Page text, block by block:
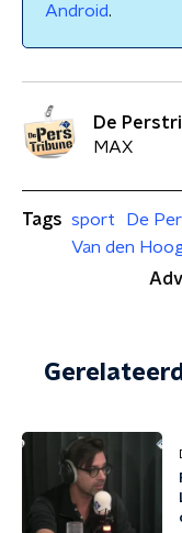
Android.
De
MAX
Tags sport De
Van den
Gerelateerd